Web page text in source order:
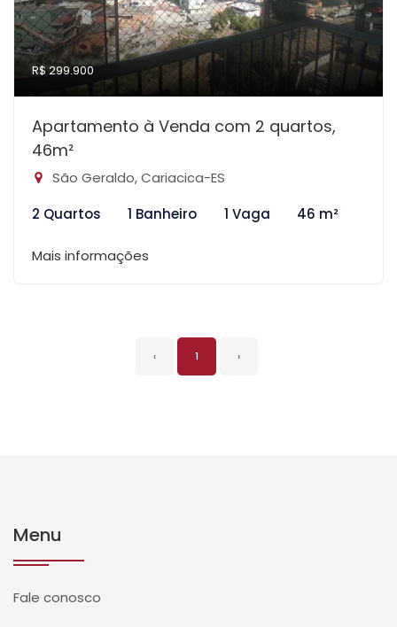
R$ 299.900
Apartamento à Venda com 2 quartos,
46m²
São Geraldo, Cariacica-ES
2 Quartos
1 Banheiro 1 Vaga 46 m²
Mais informações
‹ 1 ›
Menu
Fale conosco